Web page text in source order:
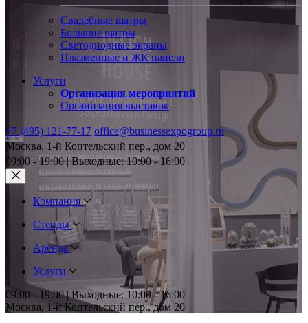
Свадебные шатры
Большие шатры
Светодиодные экраны
Плазменные и ЖК панели
Услуги
Организация мероприятий
Организация выставок
+7 (495) 121-77-17 office@businessexpogroup.ru
Москва, 1-й Коптельский пер., дом 20
09:00 - 19:00 | Выходные: 10:00 - 16:00
Компания
Стенды
Аренда
Услуги
09:00 - 19:00 | Выходные: 10:00 - 16:00
Москва, 1-й Коптельский пер., дом 20